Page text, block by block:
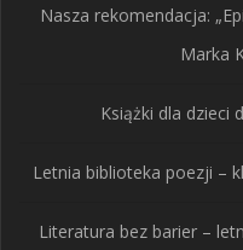
Nasza rekomendacja:
Marka
Książki dla dzieci
Letnia biblioteka poezji –
Literatura bez barier –